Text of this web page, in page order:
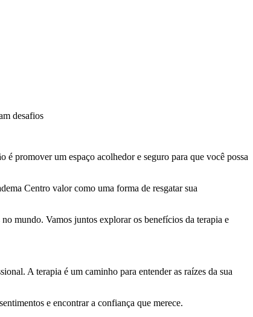
desafios
promover um espaço acolhedor e seguro para que você possa
Centro valor como uma forma de resgatar sua
mundo. Vamos juntos explorar os benefícios da terapia e
A terapia é um caminho para entender as raízes da sua
e encontrar a confiança que merece.